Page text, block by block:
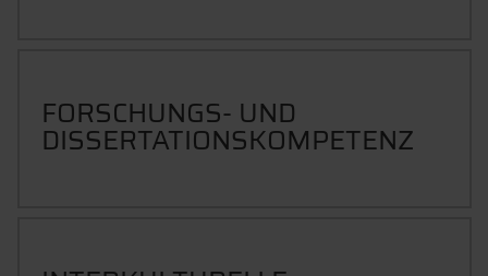
FORSCHUNGS- UND
DISSERTATIONSKOMPETENZ